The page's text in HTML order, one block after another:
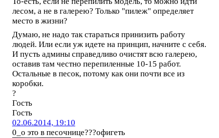
лесом, а не в галерею? Только "пилеж" определяет
место в жизни?
Думаю, не надо так стараться принизить работу
людей. Или если уж идете на принцип, начните с себя.
И пусть админы справедливо очистят всю галерею,
оставив там честно перепиленные 10-15 работ.
Остальные в песок, потому как они почти все из
коробки.
?
Гость
Гость
02.06.2014, 19:10
0_о это в песочнице???офигеть